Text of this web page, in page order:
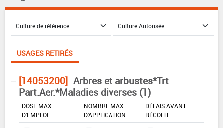
USAGES RETIRÉS
[14053200] Arbres et arbustes*Trt
Part.Aer.*Maladies diverses (1)
DOSE MAX
D'EMPLOI
NOMBRE MAX
D'APPLICATION
DÉLAIS AVANT
RÉCOLTE